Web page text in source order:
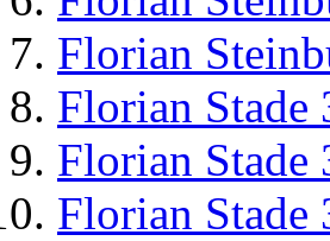
Florian
Florian Stade
Florian Stade
Florian Stade